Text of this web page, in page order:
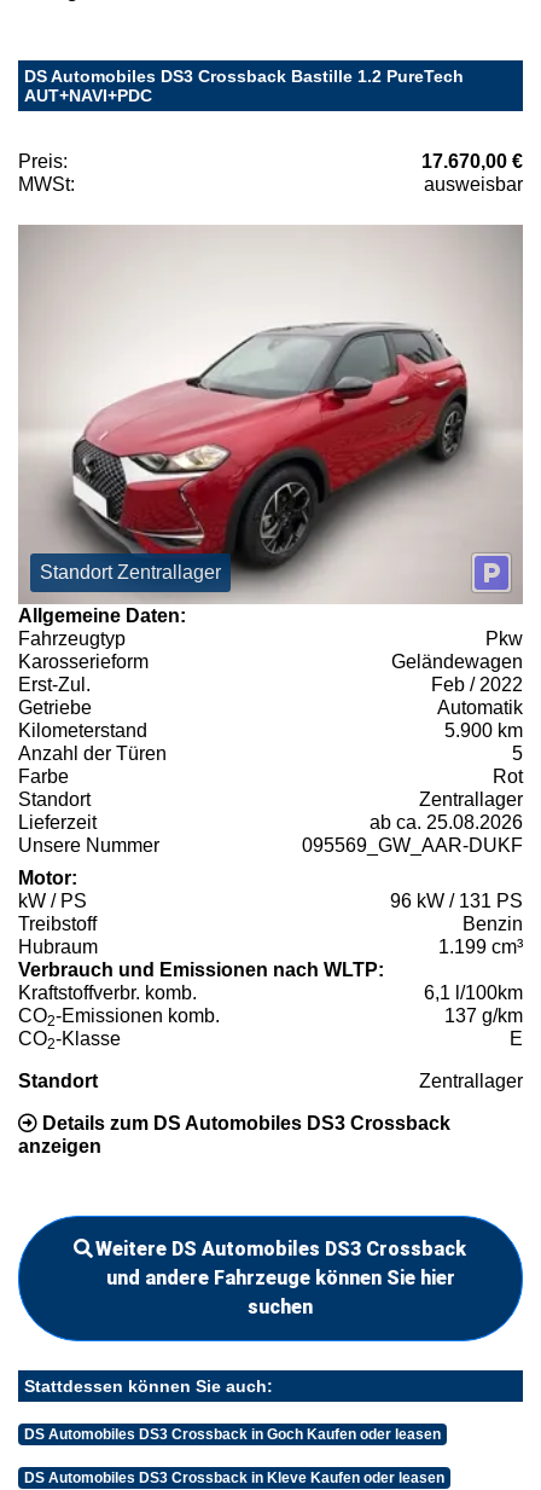
DS Automobiles DS3 Crossback Bastille 1.2 PureTech
AUT+NAVI+PDC
Preis:
17.670,00 €
MWSt:
ausweisbar
Standort Zentrallager
Allgemeine Daten:
Fahrzeugtyp
Pkw
Karosserieform
Geländewagen
Erst-Zul.
Feb / 2022
Getriebe
Automatik
Kilometerstand
5.900 km
Anzahl der Türen
5
Farbe
Rot
Standort
Zentrallager
Lieferzeit
ab ca. 25.08.2026
Unsere Nummer
095569_GW_AAR-DUKF
Motor:
kW / PS
96 kW / 131 PS
Treibstoff
Benzin
Hubraum
1.199 cm³
Verbrauch und Emissionen nach WLTP:
Kraftstoffverbr. komb.
6,1 l/100km
CO2-Emissionen komb.
137 g/km
CO2-Klasse E
Standort Zentrallager
Details zum DS Automobiles DS3 Crossback
anzeigen
Weitere DS Automobiles DS3 Crossback
und andere Fahrzeuge können Sie hier
suchen
Stattdessen können Sie auch:
DS Automobiles DS3 Crossback in Goch Kaufen oder leasen
DS Automobiles DS3 Crossback in Kleve Kaufen oder leasen